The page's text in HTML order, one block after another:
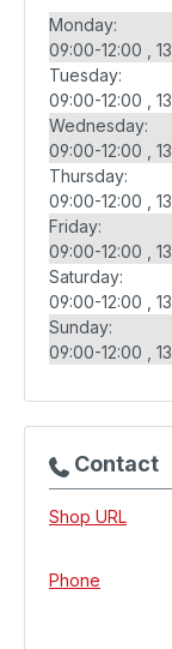
Monday:
09:00-12:00
Tuesday:
09:00-12:00
Wednesday:
09:00-12:00
Thursday:
09:00-12:00
Friday:
09:00-12:00
Saturday:
09:00-12:00
Sunday:
09:00-12:00
Contact
Shop URL
Phone